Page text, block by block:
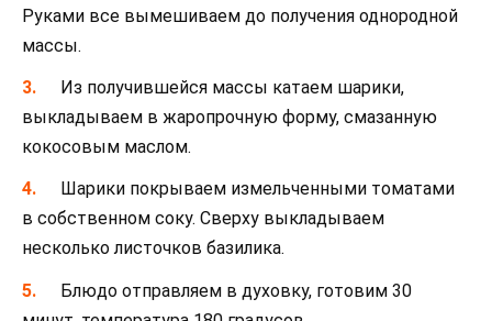
Руками все вымешиваем до получения однородной
массы.
Из получившейся массы катаем шарики,
выкладываем в жаропрочную форму, смазанную
кокосовым маслом.
Шарики покрываем измельченными томатами
в собственном соку. Сверху выкладываем
несколько листочков базилика.
Блюдо отправляем в духовку, готовим 30